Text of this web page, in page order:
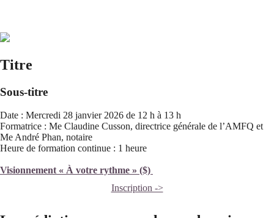
Titre
Sous-titre
Date : Mercredi 28 janvier 2026 de 12 h à 13 h
Formatrice : Me Claudine Cusson, directrice générale de l’AMFQ et
Me André Phan, notaire
Heure de formation continue : 1 heure
Visionnement « À votre rythme » ($)
Inscription ->